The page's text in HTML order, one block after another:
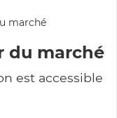
du marché
est accessible